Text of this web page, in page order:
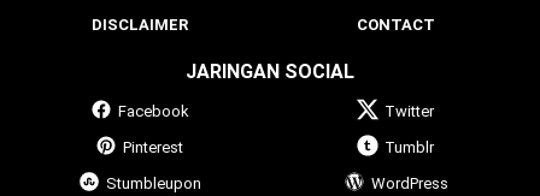
DISCLAIMER
CONTACT
JARINGAN SOCIAL
Facebook
Twitter
Pinterest
Tumblr
Stumbleupon
WordPress